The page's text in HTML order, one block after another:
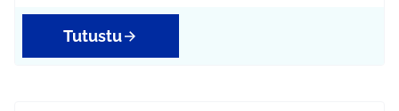
Tutustu